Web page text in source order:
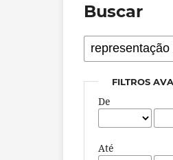
Buscar
FILTROS
De
Até